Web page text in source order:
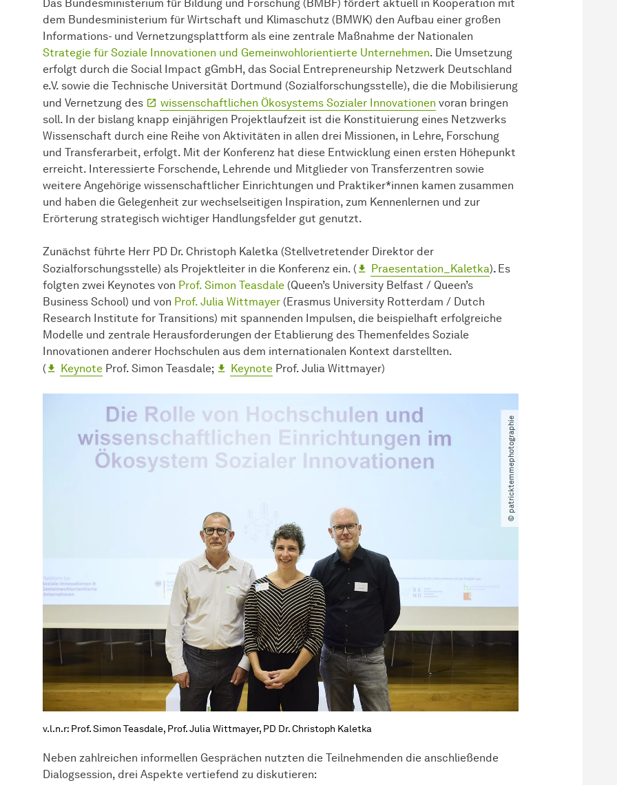
Das Bundesministerium für Bildung und Forschung (BMBF) fördert aktuell in Kooperation mit
dem Bundesministerium für Wirtschaft und Klimaschutz (BMWK) den Aufbau einer großen
Informations- und Vernetzungsplattform als eine zentrale Maßnahme der Nationalen
Strategie für Soziale Innovationen und Gemeinwohlorientierte Unternehmen. Die Umsetzung
erfolgt durch die Social Impact gGmbH, das Social Entrepreneurship Netzwerk Deutschland
e.V. sowie die Technische Universität Dortmund (Sozial­forschungsstelle), die die Mobilisierung
und Vernetzung des
wissenschaftlichen Ökosystems Sozialer Innovationen voran bringen
soll. In der bislang knapp einjährigen Projektlaufzeit ist die Konstituierung eines Netzwerks
Wissenschaft durch eine Reihe von Aktivitäten in allen drei Missionen, in Lehre, Forschung
und Transferarbeit, erfolgt. Mit der Konferenz hat diese Entwicklung einen ersten Höhepunkt
erreicht. Interessierte Forschende, Lehrende und Mitglieder von Transferzentren sowie
weitere Angehörige wissenschaftlicher Einrichtungen und Praktiker*innen kamen zusammen
und haben die Gelegenheit zur wechselseitigen Inspiration, zum Kennenlernen und zur
Erörterung strategisch wichtiger Handlungsfelder gut genutzt.
Zunächst führte Herr PD Dr. Christoph Kaletka (Stellvetretender Direktor der
Sozialforschungsstelle) als Projektleiter in die Konferenz ein. (
Praesentation_Kaletka). Es
folgten zwei Keynotes von Prof. Simon Teasdale (Queen’s University Belfast / Queen’s
Business School) und von Prof. Julia Wittmayer (Erasmus University Rotterdam / Dutch
Research Institute for Transitions) mit spannenden Impulsen, die beispielhaft erfolgreiche
Modelle und zentrale Herausforderungen der Etablierung des Themenfeldes Soziale
Innovationen anderer Hochschulen aus dem internationalen Kontext darstellten.
(
Keynote Prof. Simon Teasdale; Keynote Prof. Julia Wittmayer)
© patricktemmephotographie
v.l.n.r: Prof. Simon Teasdale, Prof. Julia Wittmayer, PD Dr. Christoph Kaletka
Neben zahlreichen informellen Gesprächen nutzten die Teilnehmenden die anschließende
Dialogsession, drei Aspekte vertiefend zu diskutieren: